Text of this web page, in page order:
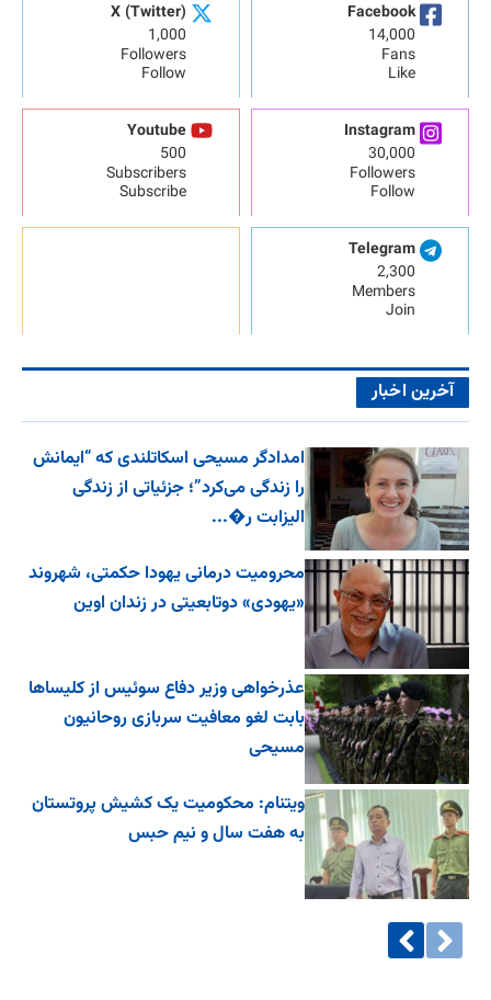
Facebook
14,000
Fans
Like
X (Twitter)
1,000
Followers
Follow
Instagram
30,000
Followers
Follow
Youtube
500
Subscribers
Subscribe
Telegram
2,300
Members
Join
آخرین اخبار
امدادگر مسیحی اسکاتلندی که “ایمانش
را زندگی می‌کرد”؛ جزئیاتی از زندگی
الیزابت ر�...
محرومیت درمانی یهودا حکمتی، شهروند
«یهودی» دوتابعیتی در زندان اوین
عذرخواهی وزیر دفاع سوئیس از کلیساها
بابت لغو معافیت سربازی روحانیون
مسیحی
ویتنام: محکومیت یک کشیش پروتستان
به هفت سال و نیم حبس